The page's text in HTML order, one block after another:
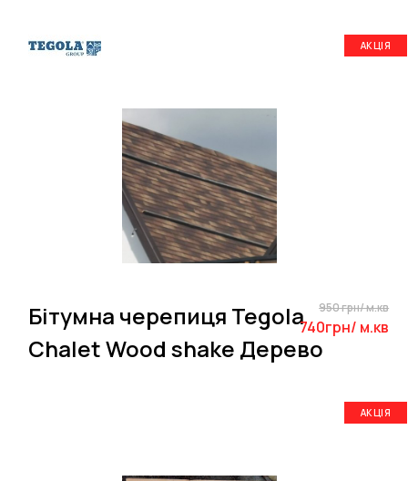
АКЦІЯ
Бітумна черепиця Tegola
Chalet Wood shake Дерево
950 грн/ м.кв
740грн/ м.кв
АКЦІЯ